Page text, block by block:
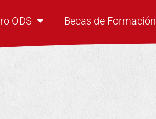
ODS Becas de Formación